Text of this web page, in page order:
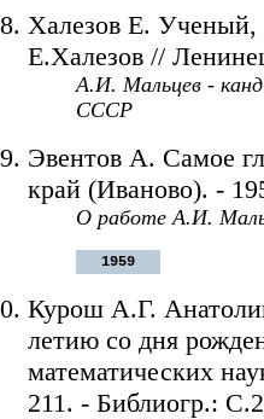
Халезов Е. Ученый,
Е.Халезов //
А.И. Мальцев -
СССР
Эвентов А. Самое
край (Иваново). -
О работе А.И.
1959
Курош А.Г.
летию со дня
математических
211. - Библиогр.: